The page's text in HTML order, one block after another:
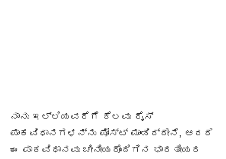
ನಾನು ಇಲ್ಲಿಯವರೆಗೆ ಕೆಲವು ರೈಸ್
ಪಾಕವಿಧಾನಗಳನ್ನು ಪೋಸ್ಟ್ ಮಾಡಿದ್ದೇನೆ, ಆದರೆ
ಈ ಪಾಕವಿಧಾನವು ಚೀನೀಯರೊಂದಿಗಿನ ಭಾರತೀಯರ